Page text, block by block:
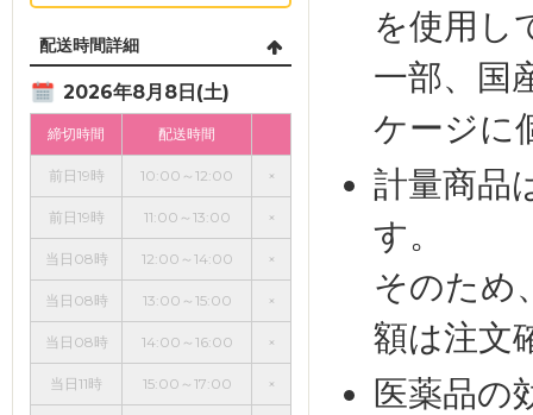
配送時間詳細
2026年8月8日(土)
締切時間 配送時間
前日19時 10:00～12:00 ×
前日19時 11:00～13:00 ×
当日08時 12:00～14:00 ×
当日08時 13:00～15:00 ×
当日08時 14:00～16:00 ×
当日11時 15:00～17:00 ×
を使用し
一部、国
ケージに
計量商品
す。
そのため
額は注文
医薬品の